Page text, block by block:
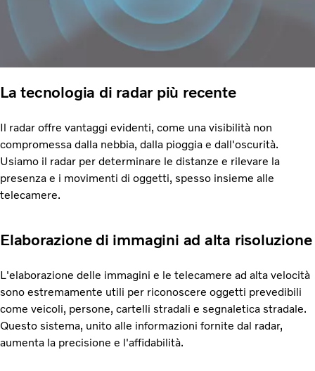
La tecnologia di radar più recente
Il radar offre vantaggi evidenti, come una visibilità non
compromessa dalla nebbia, dalla pioggia e dall'oscurità.
Usiamo il radar per determinare le distanze e rilevare la
presenza e i movimenti di oggetti, spesso insieme alle
telecamere.
Elaborazione di immagini ad alta risoluzione
L'elaborazione delle immagini e le telecamere ad alta velocità
sono estremamente utili per riconoscere oggetti prevedibili
come veicoli, persone, cartelli stradali e segnaletica stradale.
Questo sistema, unito alle informazioni fornite dal radar,
aumenta la precisione e l'affidabilità.